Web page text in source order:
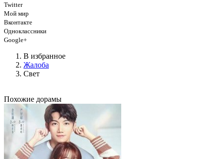
Twitter
Мой мир
Вконтакте
Одноклассники
Google+
В избранное
Жалоба
Свет
Похожие дорамы